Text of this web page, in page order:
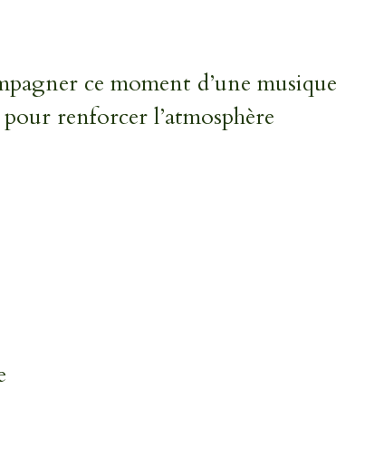
ce moment d’une musique
renforcer l’atmosphère